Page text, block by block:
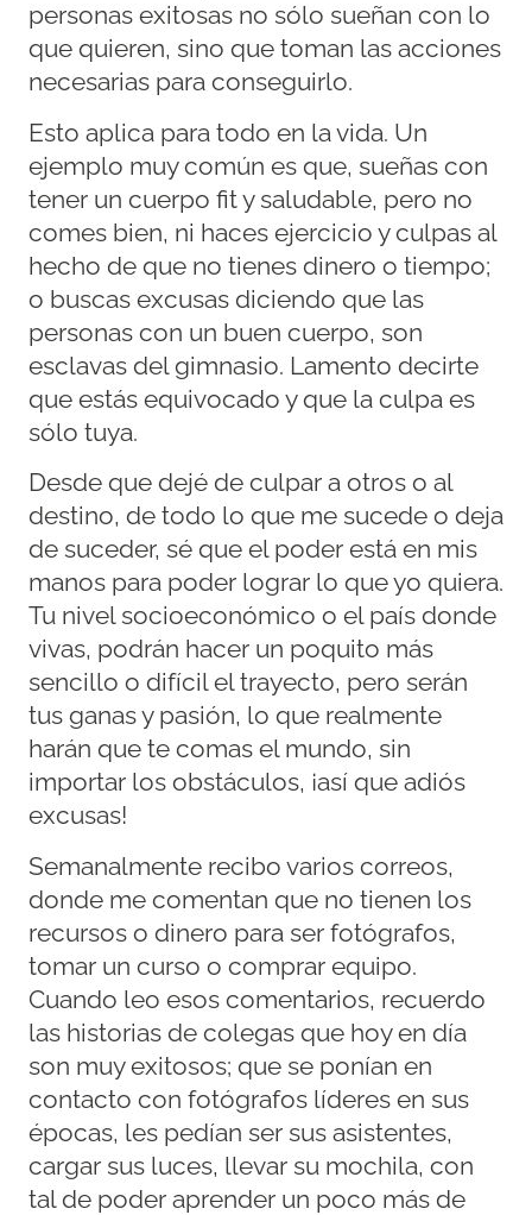
personas exitosas no sólo sueñan con lo
que quieren, sino que toman las acciones
necesarias para conseguirlo.
Esto aplica para todo en la vida. Un
ejemplo muy común es que, sueñas con
tener un cuerpo fit y saludable, pero no
comes bien, ni haces ejercicio y culpas al
hecho de que no tienes dinero o tiempo;
o buscas excusas diciendo que las
personas con un buen cuerpo, son
esclavas del gimnasio. Lamento decirte
que estás equivocado y que la culpa es
sólo tuya.
Desde que dejé de culpar a otros o al
destino, de todo lo que me sucede o deja
de suceder, sé que el poder está en mis
manos para poder lograr lo que yo quiera.
Tu nivel socioeconómico o el país donde
vivas, podrán hacer un poquito más
sencillo o difícil el trayecto, pero serán
tus ganas y pasión, lo que realmente
harán que te comas el mundo, sin
importar los obstáculos, ¡así que adiós
excusas!
Semanalmente recibo varios correos,
donde me comentan que no tienen los
recursos o dinero para ser fotógrafos,
tomar un curso o comprar equipo.
Cuando leo esos comentarios, recuerdo
las historias de colegas que hoy en día
son muy exitosos; que se ponían en
contacto con fotógrafos líderes en sus
épocas, les pedían ser sus asistentes,
cargar sus luces, llevar su mochila, con
tal de poder aprender un poco más de